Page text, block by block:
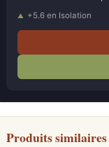
+5.6 en Isolation
Produits similaires